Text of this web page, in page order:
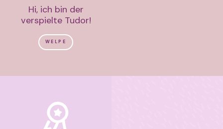
Hi, ich bin der
verspielte Tudor!
WELPE